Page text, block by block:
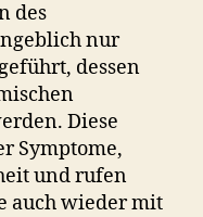
des
nur
dessen
Diese
Symptome,
und rufen
auch wieder mit